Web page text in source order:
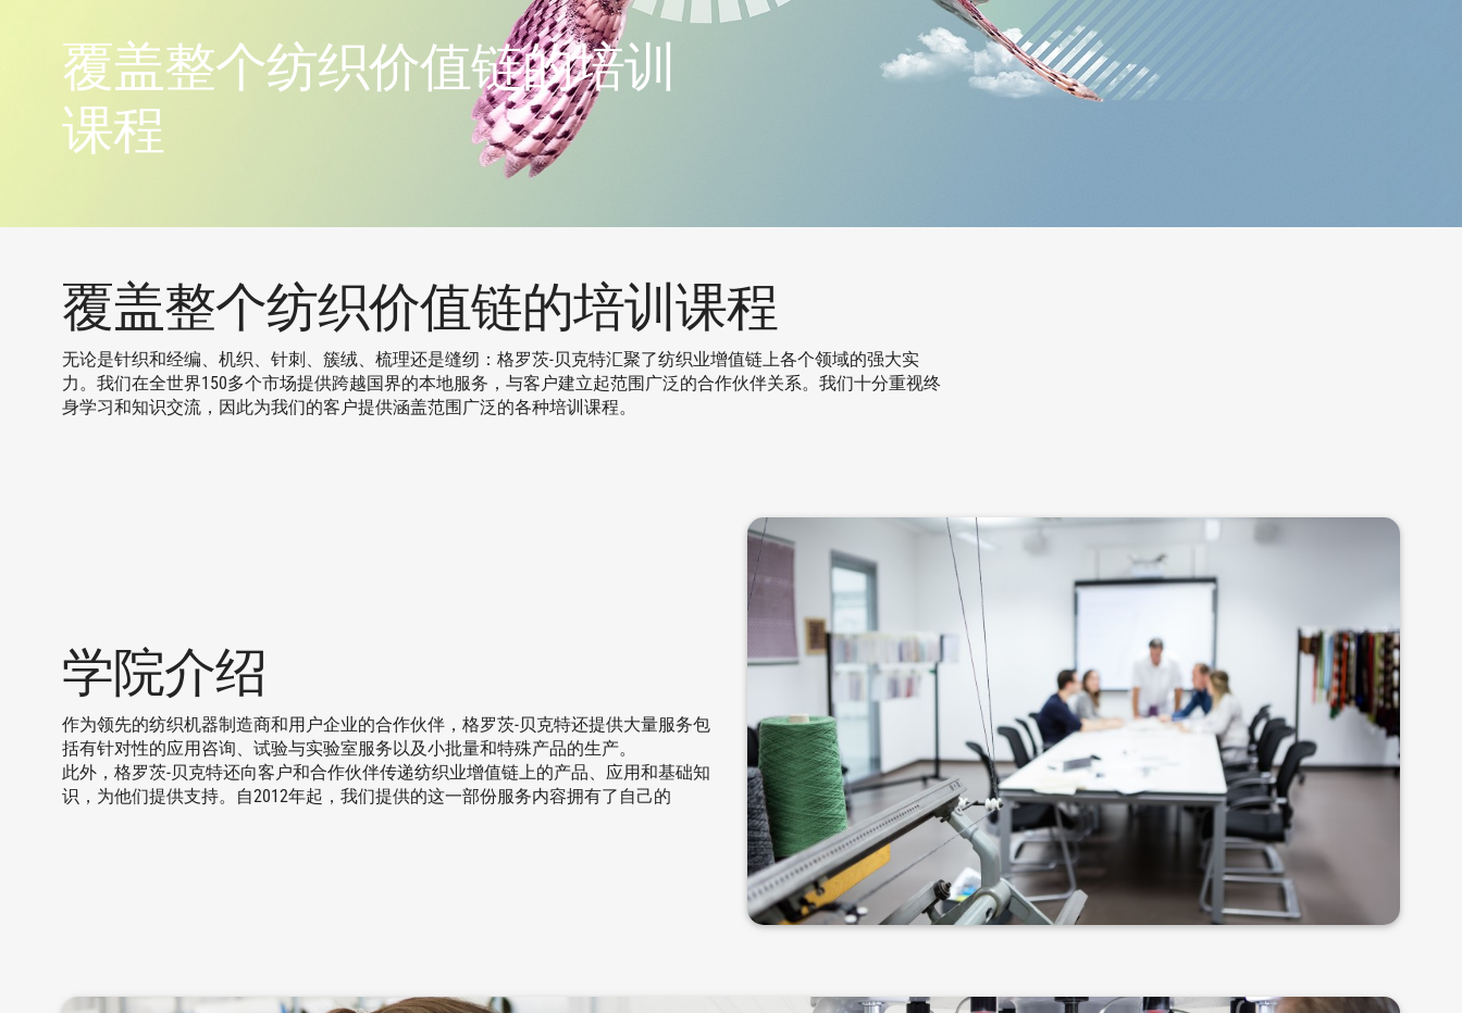
覆盖整个纺织价值链的培训
课程
覆盖整个纺织价值链的培训课程
无论是针织和经编、机织、针刺、簇绒、梳理还是缝纫：格罗茨-贝克特汇聚了纺织业增值链上各个领域的强大实
力。我们在全世界150多个市场提供跨越国界的本地服务，与客户建立起范围广泛的合作伙伴关系。我们十分重视终
身学习和知识交流，因此为我们的客户提供涵盖范围广泛的各种培训课程。
学院介绍
作为领先的纺织机器制造商和用户企业的合作伙伴，格罗茨-贝克特还提供大量服务包
括有针对性的应用咨询、试验与实验室服务以及小批量和特殊产品的生产。
此外，格罗茨-贝克特还向客户和合作伙伴传递纺织业增值链上的产品、应用和基础知
识，为他们提供支持。自2012年起，我们提供的这一部份服务内容拥有了自己的